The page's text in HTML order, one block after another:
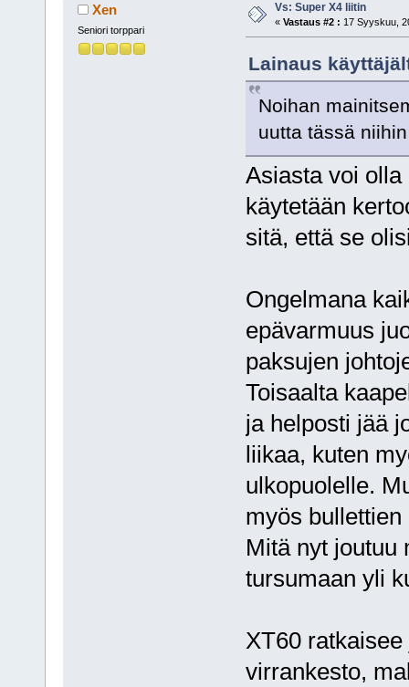
Xen
Seniori torppari
Vs: Super X4 liitin
« Vastaus #2 : 17 Syyskuu,
Lainaus
Noihan
uutta tässä
Asiasta voi
käytetään
sitä, että se
Ongelmana
epävarmuus
paksujen
Toisaalta
ja helposti jää
liikaa, kuten
ulkopuolelle.
myös
Mitä nyt joutuu
tursumaan yli
XT60
virrankesto,